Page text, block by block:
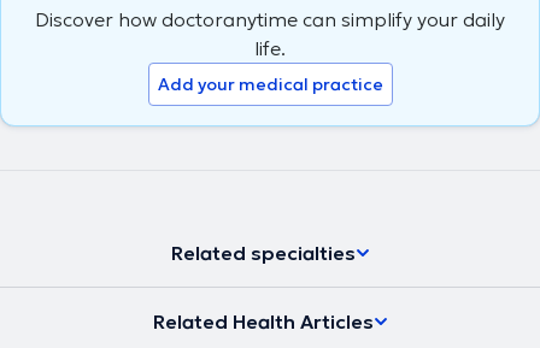
Discover how doctoranytime can simplify your daily
life.
Add your medical practice
Related specialties
Related Health Articles